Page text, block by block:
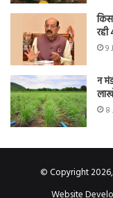
9
न
8
© Copyright